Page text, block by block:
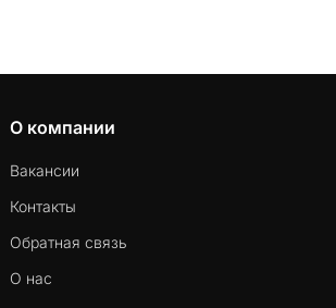
О компании
Вакансии
Контакты
Обратная связь
О нас